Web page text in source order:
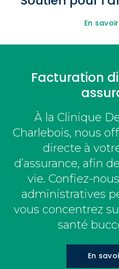
En
Facturation
À la Clinique
Charlebois, nous
directe à
d’assurance, afin
vie. Confiez-
administratives
vous concentrez
santé
En